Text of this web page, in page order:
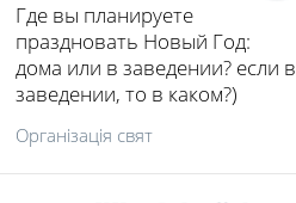
Где вы планируете
праздновать Новый Год:
дома или в заведении? если в
заведении, то в каком?)
Організація свят